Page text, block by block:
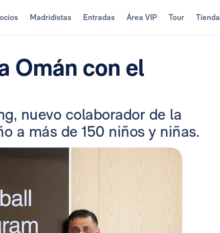
Madridistas Entradas Área VIP Tour Tienda
Omán con el
nuevo colaborador de la
a más de 150 niños y niñas.